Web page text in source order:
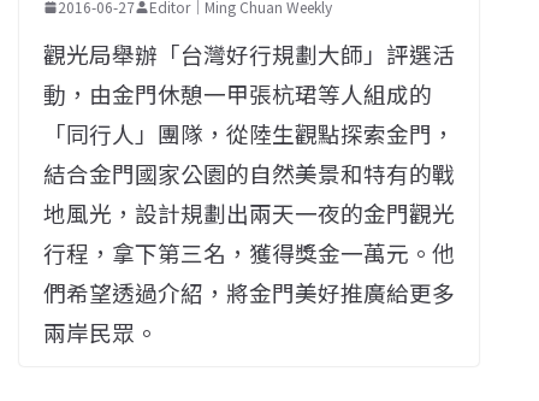
2016-06-27 Editor｜Ming Chuan Weekly
觀光局舉辦「台灣好行規劃大師」評選活
動，由金門休憩一甲張杭珺等人組成的
「同行人」團隊，從陸生觀點探索金門，
結合金門國家公園的自然美景和特有的戰
地風光，設計規劃出兩天一夜的金門觀光
行程，拿下第三名，獲得獎金一萬元。他
們希望透過介紹，將金門美好推廣給更多
兩岸民眾。